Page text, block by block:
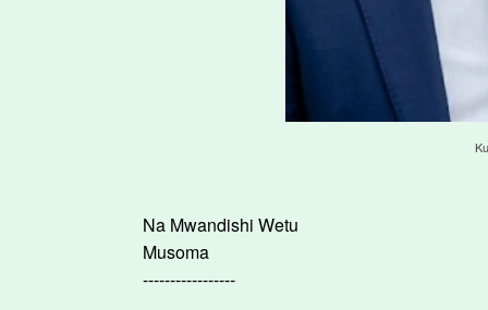
Na Mwandishi Wetu
Musoma
-----------------